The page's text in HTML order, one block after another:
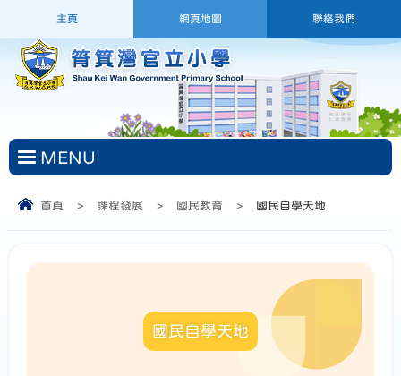
主頁 網頁地圖 聯絡我們
MENU
首頁 > 課程發展 > 國民教育 > 國民自學天地
國民自學天地